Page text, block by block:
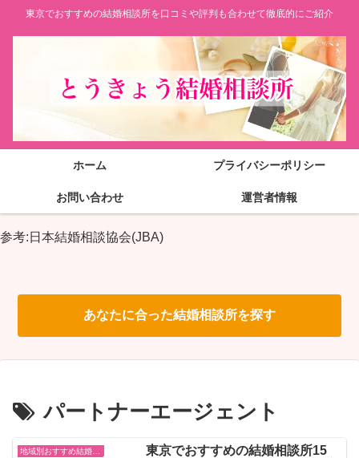
東京でおすすめの結婚相談所を口コミや評判も合わせて徹底的にご紹介
ホーム プライバシーポリシー
お問い合わせ 運営者情報
参考:日本結婚相談協会(JBA)
あなたに合った結婚相談所を探す
パートナーエージェント
東京でおすすめの結婚相談所15